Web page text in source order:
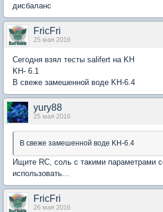
дисбаланс
FricFri
25 мая 2016
Сегодня взял тесты salifert на KH
KH- 6.1
В свеже замешенной воде KH-6.4
yury88
25 мая 2016
В свеже замешенной воде KH-6.4
Ищите RC, соль с такими параметрами
использовать...
FricFri
26 мая 2016